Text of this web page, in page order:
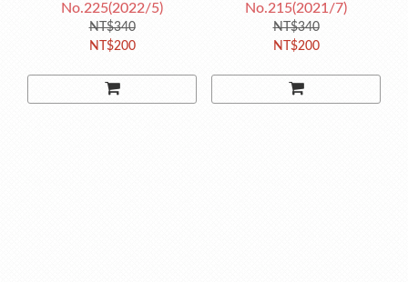
No.225(2022/5)
NT$340
NT$200
No.215(2021/7)
NT$340
NT$200